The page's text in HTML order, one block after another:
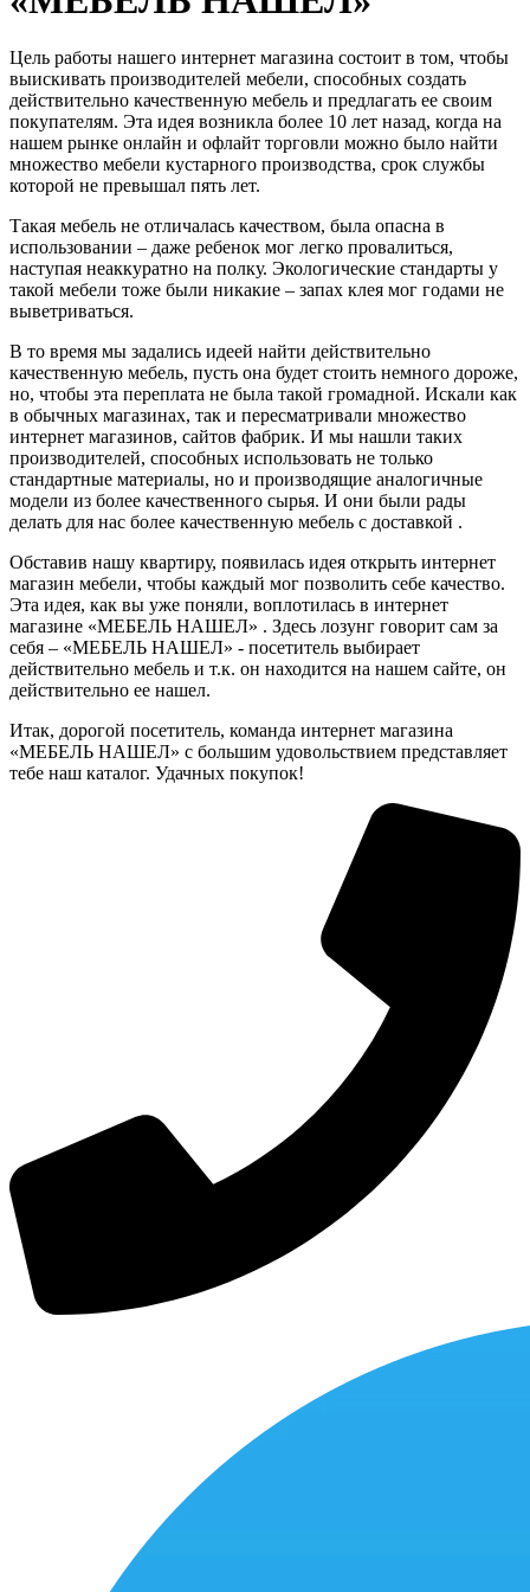
Цель работы нашего интернет магазина состоит в том, чтобы
выискивать производителей мебели, способных создать
действительно качественную мебель и предлагать ее своим
покупателям. Эта идея возникла более 10 лет назад, когда на
нашем рынке онлайн и офлайт торговли можно было найти
множество мебели кустарного производства, срок службы
которой не превышал пять лет.
Такая мебель не отличалась качеством, была опасна в
использовании – даже ребенок мог легко провалиться,
наступая неаккуратно на полку. Экологические стандарты у
такой мебели тоже были никакие – запах клея мог годами не
выветриваться.
В то время мы задались идеей найти действительно
качественную мебель, пусть она будет стоить немного дороже,
но, чтобы эта переплата не была такой громадной. Искали как
в обычных магазинах, так и пересматривали множество
интернет магазинов, сайтов фабрик. И мы нашли таких
производителей, способных использовать не только
стандартные материалы, но и производящие аналогичные
модели из более качественного сырья. И они были рады
делать для нас более качественную мебель с доставкой .
Обставив нашу квартиру, появилась идея открыть интернет
магазин мебели, чтобы каждый мог позволить себе качество.
Эта идея, как вы уже поняли, воплотилась в интернет
магазине «МЕБЕЛЬ НАШЕЛ» . Здесь лозунг говорит сам за
себя – «МЕБЕЛЬ НАШЕЛ» - посетитель выбирает
действительно мебель и т.к. он находится на нашем сайте, он
действительно ее нашел.
Итак, дорогой посетитель, команда интернет магазина
«МЕБЕЛЬ НАШЕЛ» с большим удовольствием представляет
тебе наш каталог. Удачных покупок!